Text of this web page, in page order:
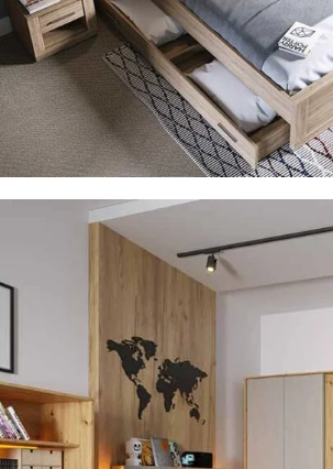
Sypialnia
Zobacz meble do sypialni